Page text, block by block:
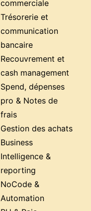
commerciale
Trésorerie et
communication
bancaire
Recouvrement et
cash management
Spend, dépenses
pro & Notes de
frais
Gestion des achats
Business
Intelligence &
reporting
NoCode &
Automation